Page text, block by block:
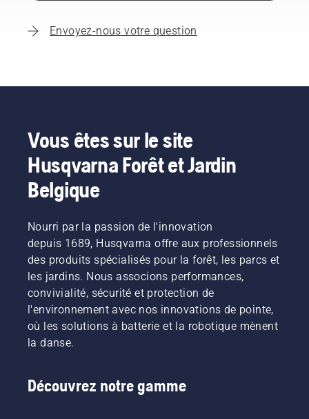
Envoyez-nous votre question
Vous êtes sur le site
Husqvarna Forêt et Jardin
Belgique
Nourri par la passion de l'innovation
depuis 1689, Husqvarna offre aux professionnels
des produits spécialisés pour la forêt, les parcs et
les jardins. Nous associons performances,
convivialité, sécurité et protection de
l'environnement avec nos innovations de pointe,
où les solutions à batterie et la robotique mènent
la danse.
Découvrez notre gamme